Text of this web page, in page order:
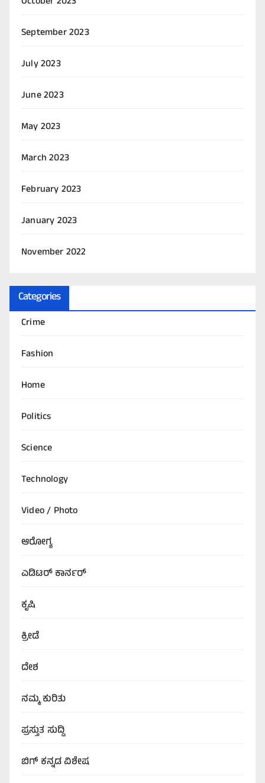
September 2023
July 2023
June 2023
May 2023
March 2023
February 2023
January 2023
November 2022
Categories
Crime
Fashion
Home
Politics
Science
Technology
Video / Photo
ಆರೋಗ್ಯ
ಎಡಿಟರ್‌ ಕಾರ್ನರ್
ಕೃಷಿ
ಕ್ರೀಡೆ
ದೇಶ
ನಮ್ಮ ಕುರಿತು
ಪ್ರಸ್ತುತ ಸುದ್ದಿ
ಬಿಗ್‌ ಕನ್ನಡ ವಿಶೇಷ